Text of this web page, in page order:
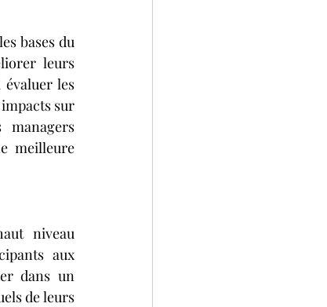
bases du
leurs
les
sur
managers
meilleure
niveau
aux
dans un
de leurs